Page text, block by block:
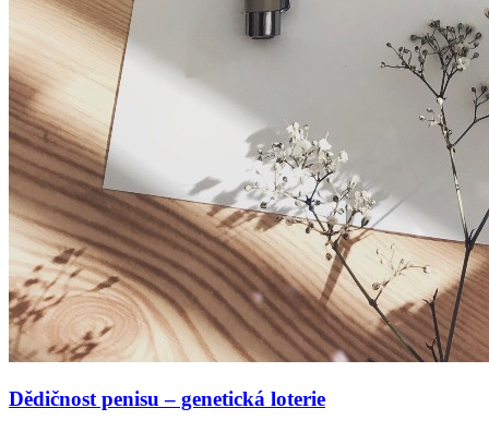
Dědičnost penisu – genetická loterie